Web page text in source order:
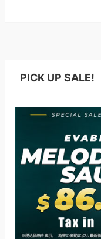
PICK UP SALE!